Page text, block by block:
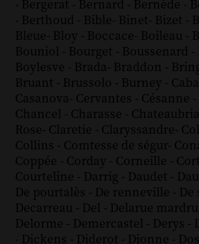
- Bergerat - Bernard - Bernède -
- Berthoud - Bible- Binet- Bizet -
Bleue- Bloy - Boccace- Boileau -
Bouniol - Bourget - Boussenard -
Boylesve - Brada- Braddon -
Bruant - Brussolo - Burney -
Casanova- Cervantes - Césanne -
Chancel - Charasse -
Rose- Claretie - Claryssandre-
Collins - Comtesse de ségur-
Coppée - Corday - Corneille -
Courteline - Darrig - Daudet -
De pourtalès - De renneville - De
Decarreau - Del - Delarue
Delorme - Demercastel - Derys -
- Dickens - Diderot - Dionne -